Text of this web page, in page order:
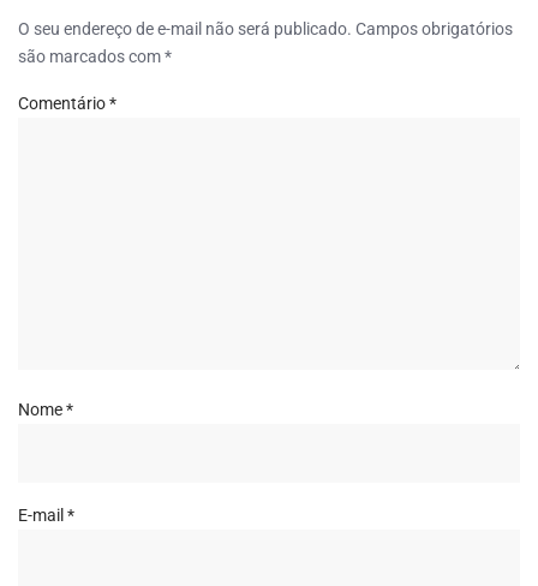
O seu endereço de e-mail não será publicado. Campos obrigatórios
são marcados com*
Comentário*
Nome*
E-mail *